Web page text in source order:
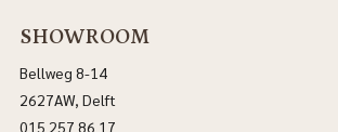
SHOWROOM
Bellweg 8-14
2627AW, Delft
015 257 86 17